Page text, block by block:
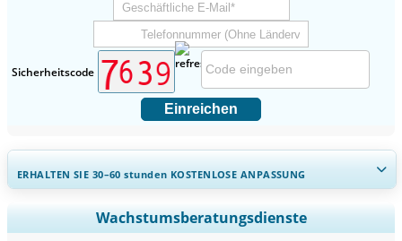
Sicherheitscode
Einreichen
ERHALTEN SIE 30–60stunden KOSTENLOSE ANPASSUNG
Regionale und länderspezifische Abdeckung erweitern,
Segmentanalyse, Unternehmensprofile, Wettbewerbs-
Wachstumsberatungsdienste